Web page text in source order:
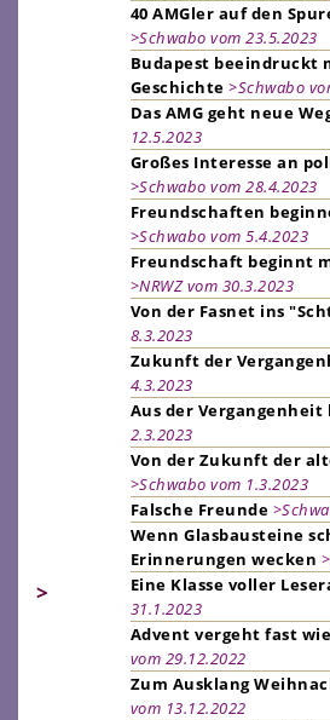
40 AMGler auf den
>Schwabo vom 23.5.2023
Budapest beeindruckt
Geschichte >Schwabo
Das AMG geht neue
12.5.2023
Großes Interesse an
>Schwabo vom 28.4.2023
Freundschaften
>Schwabo vom 5.4.2023
Freundschaft beginnt
>NRWZ vom 30.3.2023
Von der Fasnet ins
8.3.2023
Zukunft der
4.3.2023
Aus der Vergangenheit
2.3.2023
Von der Zukunft der
>Schwabo vom 1.3.2023
Falsche Freunde
Wenn Glasbausteine
Erinnerungen wecken
Eine Klasse voller
31.1.2023
Advent vergeht fast
vom 29.12.2022
Zum Ausklang
vom 13.12.2022
>